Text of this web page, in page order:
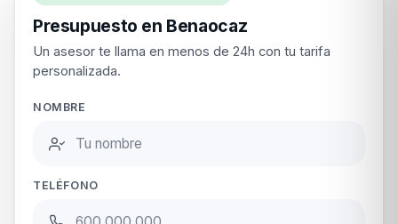
Presupuesto en Benaocaz
Un asesor te llama en menos de 24h con tu tarifa
personalizada.
NOMBRE
TELÉFONO